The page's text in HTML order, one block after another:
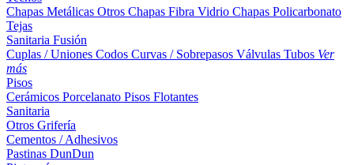
Chapas Metálicas Otros Chapas Fibra Vidrio Chapas Policarbonato
Tejas
Sanitaria Fusión
Cuplas / Uniones Codos Curvas / Sobrepasos Válvulas Tubos Ver
más
Pisos
Cerámicos Porcelanato Pisos Flotantes
Sanitaria
Otros Grifería
Cementos / Adhesivos
Pastinas DunDun